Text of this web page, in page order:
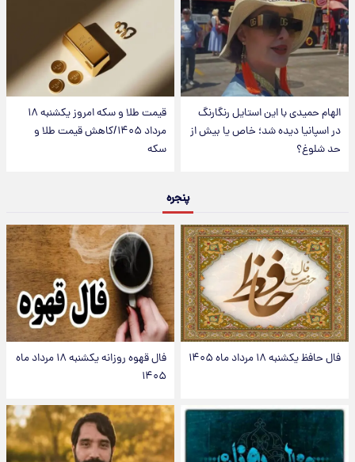
الهام حمیدی با این استایل رنگارنگ
در اسپانیا دیده شد؛ خاص یا بیش از
حد شلوغ؟
قیمت طلا و سکه امروز یکشنبه ۱۸
مرداد ۱۴۰۵/کاهش قیمت طلا و
سکه
پنجره
فال حافظ یکشنبه ۱۸ مرداد ماه ۱۴۰۵
فال قهوه روزانه یکشنبه ۱۸ مرداد ماه
۱۴۰۵